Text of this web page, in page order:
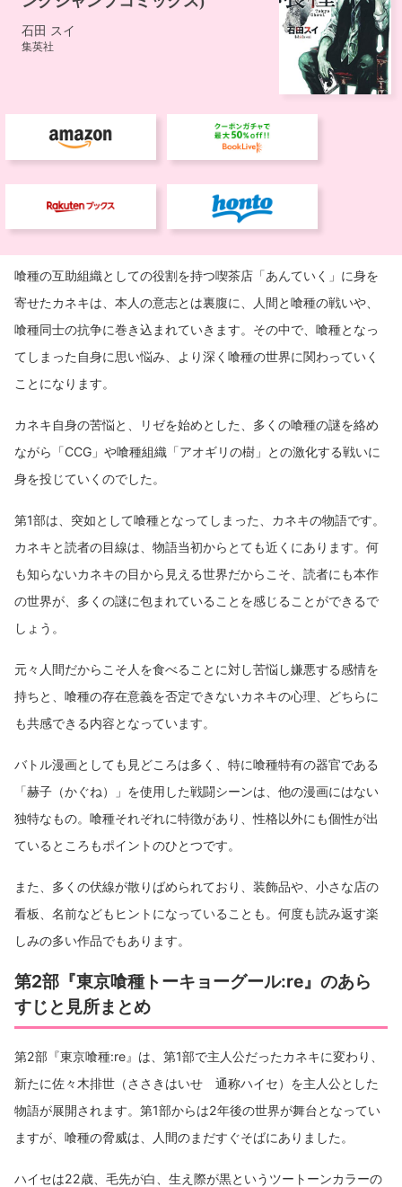
喰種の互助組織としての役割を持つ喫茶店「あんていく」に身を
寄せたカネキは、本人の意志とは裏腹に、人間と喰種の戦いや、
喰種同士の抗争に巻き込まれていきます。その中で、喰種となっ
てしまった自身に思い悩み、より深く喰種の世界に関わっていく
ことになります。
カネキ自身の苦悩と、リゼを始めとした、多くの喰種の謎を絡め
ながら「CCG」や喰種組織「アオギリの樹」との激化する戦いに
身を投じていくのでした。
第1部は、突如として喰種となってしまった、カネキの物語です。
カネキと読者の目線は、物語当初からとても近くにあります。何
も知らないカネキの目から見える世界だからこそ、読者にも本作
の世界が、多くの謎に包まれていることを感じることができるで
しょう。
元々人間だからこそ人を食べることに対し苦悩し嫌悪する感情を
持ちと、喰種の存在意義を否定できないカネキの心理、どちらに
も共感できる内容となっています。
バトル漫画としても見どころは多く、特に喰種特有の器官である
「赫子（かぐね）」を使用した戦闘シーンは、他の漫画にはない
独特なもの。喰種それぞれに特徴があり、性格以外にも個性が出
ているところもポイントのひとつです。
また、多くの伏線が散りばめられており、装飾品や、小さな店の
看板、名前などもヒントになっていることも。何度も読み返す楽
しみの多い作品でもあります。
第2部『東京喰種トーキョーグール:re』のあら
すじと見所まとめ
第2部『東京喰種:re』は、第1部で主人公だったカネキに変わり、
新たに佐々木排世（ささきはいせ 通称ハイセ）を主人公とした
物語が展開されます。第1部からは2年後の世界が舞台となってい
ますが、喰種の脅威は、人間のまだすぐそばにありました。
ハイセは22歳、毛先が白、生え際が黒というツートーンカラーの